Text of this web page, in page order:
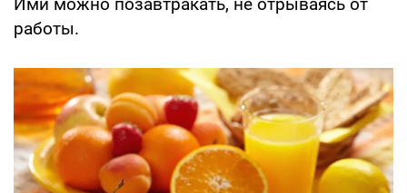
работы.